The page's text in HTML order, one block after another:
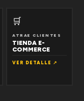
🛒
ATRAE CLIENTES
TIENDA E-
COMMERCE
VER DETALLE ↗